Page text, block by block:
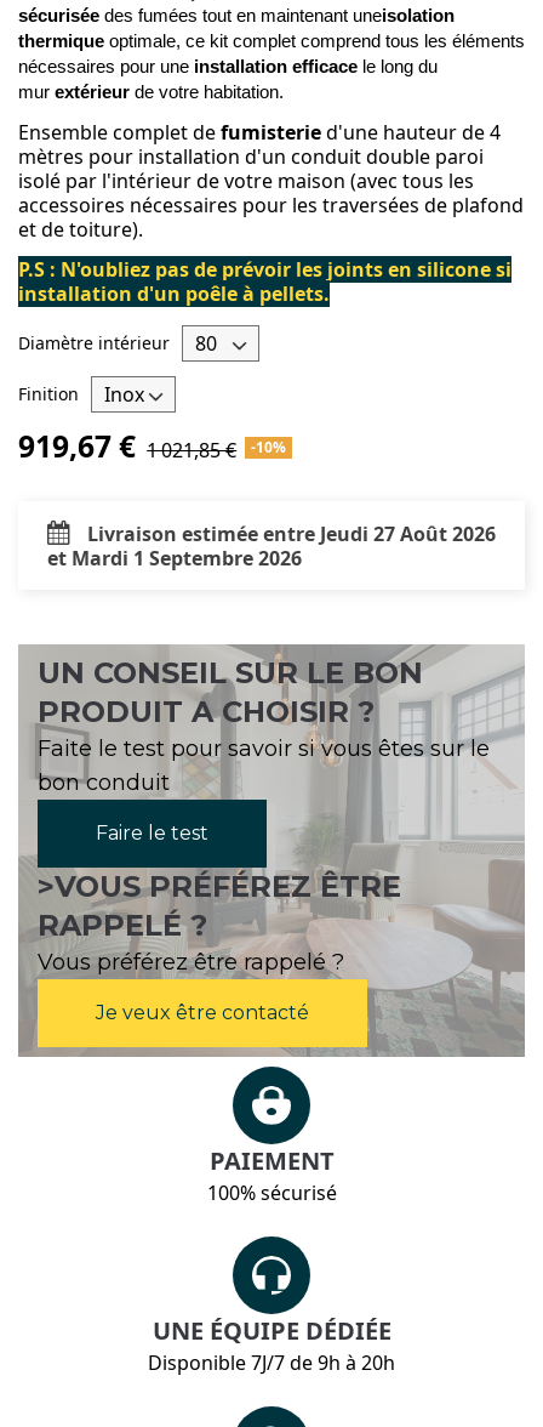
sécurisée des fumées tout en maintenant uneisolation
thermique optimale, ce kit complet comprend tous les éléments
nécessaires pour une installation efficace le long du
mur extérieur de votre habitation.
Ensemble complet defumisteried'une hauteur de 4
mètres pour installation d'un conduit double paroi
isolé par l'intérieur de votre maison (avec tous les
accessoires nécessaires pour les traversées de plafond
et de toiture).
P.S : N'oubliez pas de prévoir les joints en silicone si
installation d'un poêle à pellets.
Diamètre intérieur
Finition
919,67 € 1 021,85 € -10%
Livraison estimée entre Jeudi 27 Août 2026
et Mardi 1 Septembre 2026